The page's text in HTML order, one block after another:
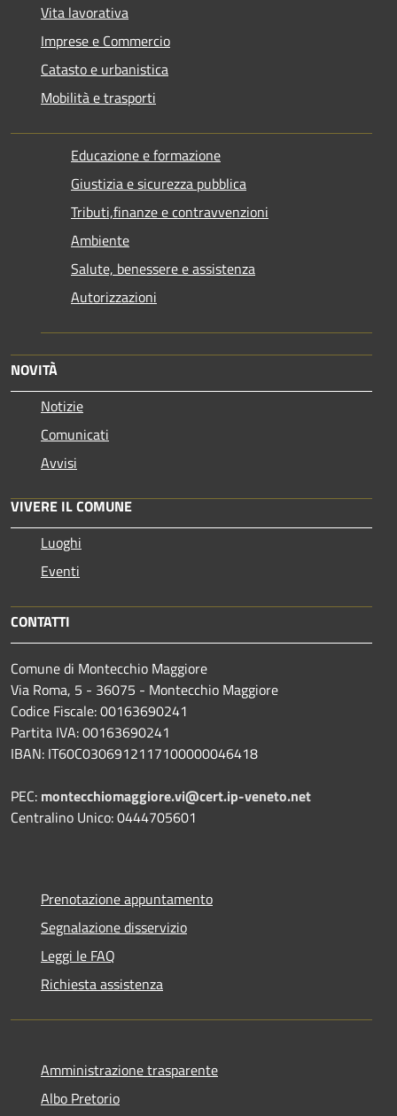
Vita lavorativa
Imprese e Commercio
Catasto e urbanistica
Mobilità e trasporti
Educazione e formazione
Giustizia e sicurezza pubblica
Tributi,finanze e contravvenzioni
Ambiente
Salute, benessere e assistenza
Autorizzazioni
NOVITÀ
Notizie
Comunicati
Avvisi
VIVERE IL COMUNE
Luoghi
Eventi
CONTATTI
Comune di Montecchio Maggiore
Via Roma, 5 - 36075 - Montecchio Maggiore
Codice Fiscale: 00163690241
Partita IVA: 00163690241
IBAN: IT60C0306912117100000046418
PEC: montecchiomaggiore.vi@cert.ip-veneto.net
Centralino Unico: 0444705601
Prenotazione appuntamento
Segnalazione disservizio
Leggi le FAQ
Richiesta assistenza
Amministrazione trasparente
Albo Pretorio